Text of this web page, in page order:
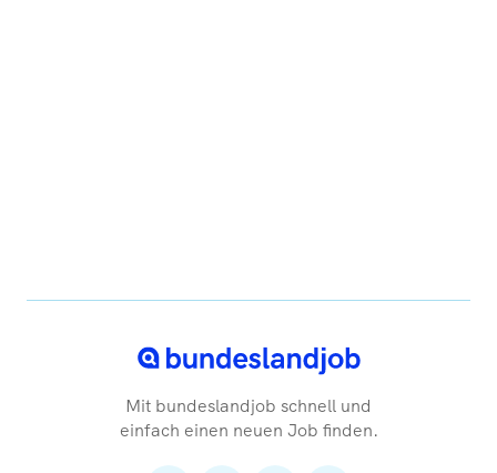
Mit bundeslandjob schnell und
einfach einen neuen Job finden.